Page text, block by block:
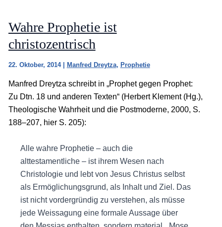
Wahre Prophetie ist
christozentrisch
22. Oktober, 2014 Manfred Dreytza, Prophetie
Manfred Dreytza schreibt in „Prophet gegen Prophet:
Zu Dtn. 18 und anderen Texten“ (Herbert Klement (Hg.),
Theologische Wahrheit und die Postmoderne, 2000, S.
188–207, hier S. 205):
Alle wahre Prophetie – auch die
alttestamentliche – ist ihrem Wesen nach
Christologie und lebt von Jesus Christus selbst
als Ermöglichungsgrund, als Inhalt und Ziel. Das
ist nicht vordergründig zu verstehen, als müsse
jede Weissagung eine formale Aussage über